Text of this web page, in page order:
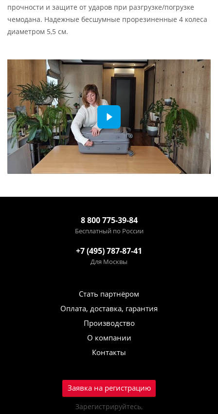
прочности и защите от ударов при разгрузке/погрузке
чемодана. Надежные бесшумные прорезиненные 4 колеса
диаметром 5,5 см.
8 800 775-39-84
Бесплатный по России
+7 (495) 787-87-41
Для Москвы
Стать партнёром
Оплата, доставка, гарантия
Производство
О компании
Контакты
Заявка на регистрацию
Зарегистрируйтесь,